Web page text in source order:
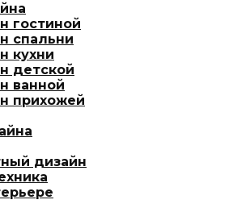
гостиной
спальни
кухни
детской
ванной
прихожей
дизайн